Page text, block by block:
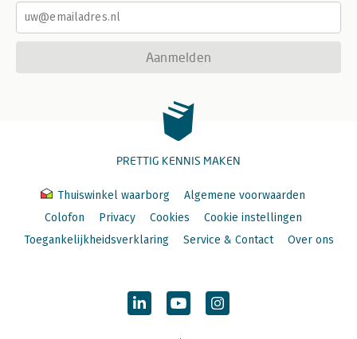
Aanmelden
PRETTIG KENNIS MAKEN
Thuiswinkel waarborg
Algemene voorwaarden
Colofon
Privacy Cookies
Cookie instellingen
Toegankelijkheidsverklaring
Service & Contact Over ons